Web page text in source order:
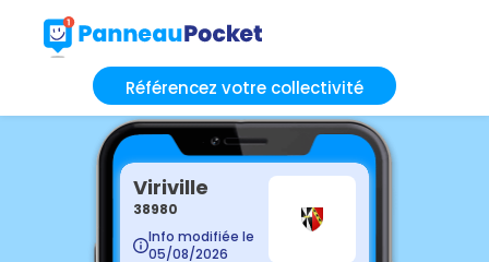
Référencez votre collectivité
Viriville
38980
Info modifiée le
05/08/2026